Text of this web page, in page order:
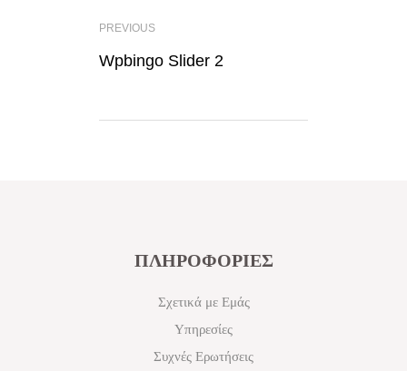
PREVIOUS
Wpbingo Slider 2
ΠΛΗΡΟΦΟΡΙΕΣ
Σχετικά με Εμάς
Υπηρεσίες
Συχνές Ερωτήσεις